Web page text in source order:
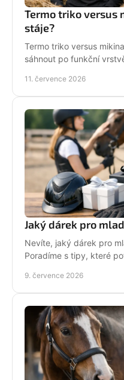
Termo triko versus
stáje?
Termo triko versus
sáhnout po funkční
11. července 2026
Jaký dárek pro
Nevíte, jaký dárek pro
Poradíme s tipy, které
9. července 2026